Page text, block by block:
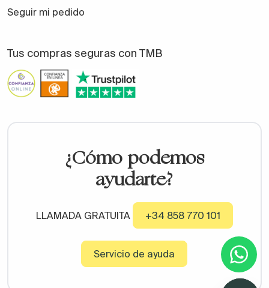
Seguir mi pedido
Tus compras seguras con TMB
¿Cómo podemos
ayudarte?
LLAMADA GRATUITA +34 858 770 101
Servicio de ayuda